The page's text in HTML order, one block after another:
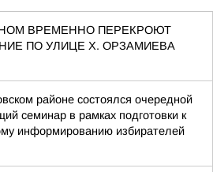
ВРЕМЕННО ПЕРЕКРОЮТ
ПО УЛИЦЕ Х. ОРЗАМИЕВА
районе состоялся очередной
семинар в рамках подготовки к
информированию избирателей